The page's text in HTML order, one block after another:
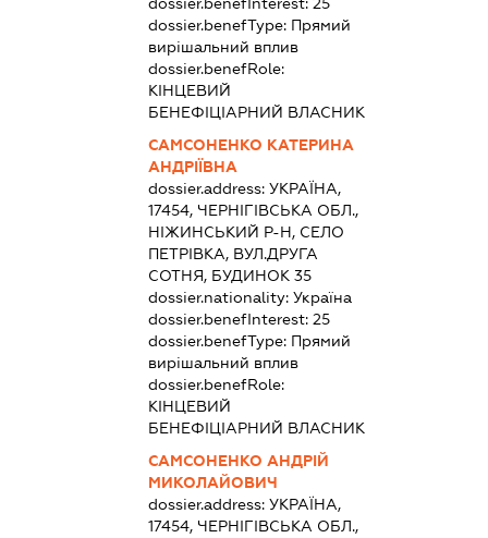
dossier.benefType: Прямий
вирішальний вплив
dossier.benefRole:
КІНЦЕВИЙ
БЕНЕФІЦІАРНИЙ ВЛАСНИК
САМСОНЕНКО КАТЕРИНА
АНДРІЇВНА
dossier.address:УКРАЇНА,
17454, ЧЕРНІГІВСЬКА ОБЛ.,
НІЖИНСЬКИЙ Р-Н, СЕЛО
ПЕТРІВКА, ВУЛ.ДРУГА
СОТНЯ, БУДИНОК 35
dossier.nationality:Україна
dossier.benefInterest:25
dossier.benefType: Прямий
вирішальний вплив
dossier.benefRole:
КІНЦЕВИЙ
БЕНЕФІЦІАРНИЙ ВЛАСНИК
САМСОНЕНКО АНДРІЙ
МИКОЛАЙОВИЧ
dossier.address:УКРАЇНА,
17454, ЧЕРНІГІВСЬКА ОБЛ.,